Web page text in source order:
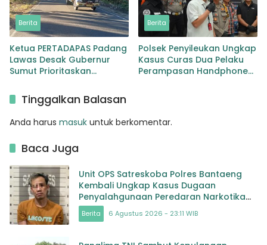
Berita
Ketua PERTADAPAS Padang
Lawas Desak Gubernur
Sumut Prioritaskan
Sibuhuan–Gunungtua
Berita
Polsek Penyileukan Ungkap
Kasus Curas Dua Pelaku
Perampasan Handphone
Tinggalkan Balasan
Anda harus masuk untuk berkomentar.
Baca Juga
Unit OPS Satreskoba Polres Bantaeng
Kembali Ungkap Kasus Dugaan
Penyalahgunaan Peredaran Narkotika
Jenis Sabu
Berita 6 Agustus 2026 - 23:11 WIB